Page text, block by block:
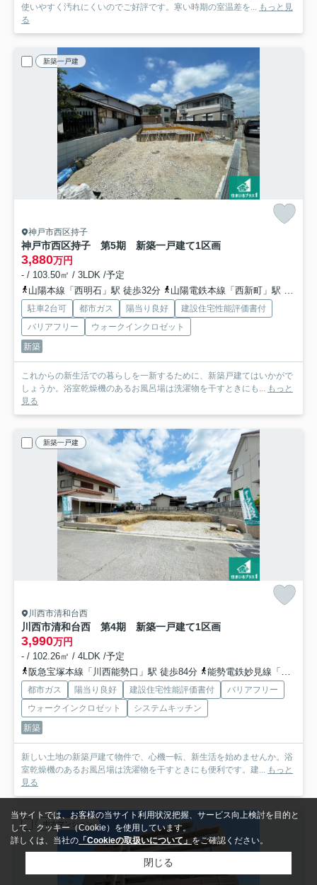
使いやすく汚れにくいのでご好評です。寒い時期の室温差を...
もっと見
る
新築一戸建
神戸市西区持子
神戸市西区持子 第5期 新築一戸建て1区画
3,880万円
- / 103.50㎡ / 3LDK /予定
山陽本線「西明石」駅 徒歩32分
山陽電鉄本線「西新町」駅 徒歩33分
駐車2台可 都市ガス 陽当り良好
建設住宅性能評価書付
バリアフリー
ウォークインクロゼット
新築
これからの新生活での暮らしを一新するために、新築戸建てはいかがで
しょうか。浴室乾燥機のあるお風呂場は洗濯物を干すときにも...
もっと
見る
新築一戸建
川西市清和台西
川西市清和台西 第4期 新築一戸建て1区画
3,990万円
- / 102.26㎡ / 4LDK /予定
阪急宝塚本線「川西能勢口」駅 徒歩84分
能勢電鉄妙見線「平野」駅 徒歩71分
都市ガス 陽当り良好 建設住宅性能評価書付
バリアフリー
ウォークインクロゼット
システムキッチン
新築
新しい土地の新築戸建て物件で、心機一転、新生活を始めませんか。浴
室乾燥機のあるお風呂場は洗濯物を干すときにも便利です。建... もっと
見る
中古マンション
当サイトでは、お客様の当サイト利用状況把握、サービス向上検討を目的と
して、クッキー（Cookie）を使用しています。
詳しくは、当社の 「Cookieの取扱いについて」 をご確認ください。
閉じる